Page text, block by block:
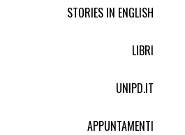
STORIES IN ENGLISH
LIBRI
UNIPD.IT
APPUNTAMENTI